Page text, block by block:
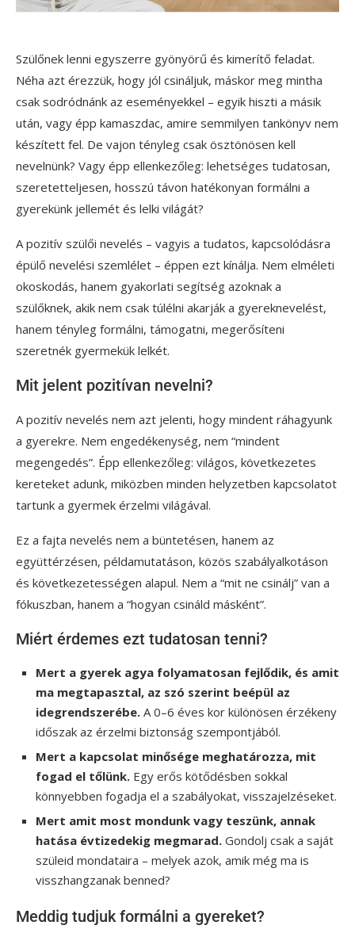
Szülőnek lenni egyszerre gyönyörű és kimerítő feladat.
Néha azt érezzük, hogy jól csináljuk, máskor meg mintha
csak sodródnánk az eseményekkel – egyik hiszti a másik
után, vagy épp kamaszdac, amire semmilyen tankönyv nem
készített fel. De vajon tényleg csak ösztönösen kell
nevelnünk? Vagy épp ellenkezőleg: lehetséges tudatosan,
szeretetteljesen, hosszú távon hatékonyan formálni a
gyerekünk jellemét és lelki világát?
A pozitív szülői nevelés – vagyis a tudatos, kapcsolódásra
épülő nevelési szemlélet – éppen ezt kínálja. Nem elméleti
okoskodás, hanem gyakorlati segítség azoknak a
szülőknek, akik nem csak túlélni akarják a gyereknevelést,
hanem tényleg formálni, támogatni, megerősíteni
szeretnék gyermekük lelkét.
Mit jelent pozitívan nevelni?
A pozitív nevelés nem azt jelenti, hogy mindent ráhagyunk
a gyerekre. Nem engedékenység, nem “mindent
megengedés”. Épp ellenkezőleg: világos, következetes
kereteket adunk, miközben minden helyzetben kapcsolatot
tartunk a gyermek érzelmi világával.
Ez a fajta nevelés nem a büntetésen, hanem az
együttérzésen, példamutatáson, közös szabályalkotáson
és következetességen alapul. Nem a “mit ne csinálj” van a
fókuszban, hanem a “hogyan csináld másként”.
Miért érdemes ezt tudatosan tenni?
Mert a gyerek agya folyamatosan fejlődik, és amit
ma megtapasztal, az szó szerint beépül az
idegrendszerébe. A 0–6 éves kor különösen érzékeny
időszak az érzelmi biztonság szempontjából.
Mert a kapcsolat minősége meghatározza, mit
fogad el tőlünk. Egy erős kötődésben sokkal
könnyebben fogadja el a szabályokat, visszajelzéseket.
Mert amit most mondunk vagy teszünk, annak
hatása évtizedekig megmarad. Gondolj csak a saját
szüleid mondataira – melyek azok, amik még ma is
visszhangzanak benned?
Meddig tudjuk formálni a gyereket?